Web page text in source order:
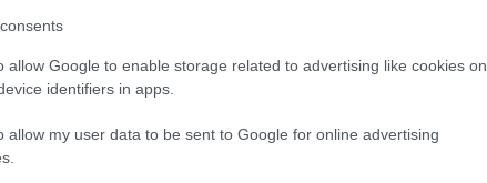
allow Google to enable storage related to advertising like cookies on
identifiers in apps.
allow my user data to be sent to Google for online advertising